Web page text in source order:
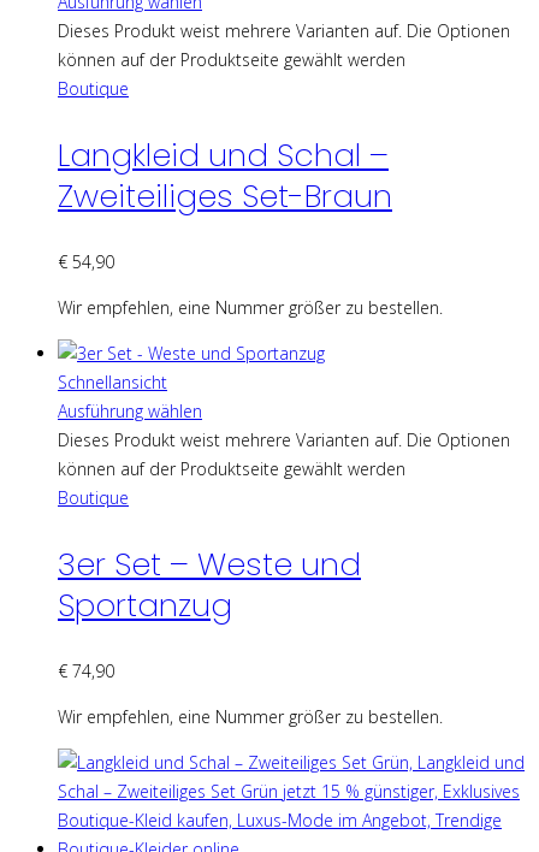
Dieses Produkt weist mehrere Varianten auf. Die Optionen
können auf der Produktseite gewählt werden
Boutique
Langkleid und Schal –
Zweiteiliges Set-Braun
€ 54,90
Wir empfehlen, eine Nummer größer zu bestellen.
Schnellansicht
Ausführung wählen
Dieses Produkt weist mehrere Varianten auf. Die Optionen
können auf der Produktseite gewählt werden
Boutique
3er Set – Weste und
Sportanzug
€ 74,90
Wir empfehlen, eine Nummer größer zu bestellen.